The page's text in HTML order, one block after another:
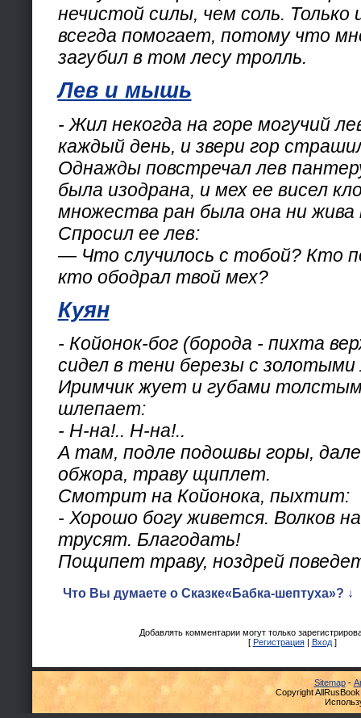
нечистой силы, чем соль. Только
всегда помогает, потому что
загубил в том лесу тролль.
Лев и мышь
- Жил некогда на горе могучий
каждый день, и звери гор
Однажды повстречал лев
была изодрана, и мех ее висел
множества ран была она ни
Спросил ее лев:
— Что случилось с тобой? Кто
кто ободрал твой мех?
Куян
- Койонок-бог (борода - пихта
сидел в тени березы с
Иримчик жует и губами
шлепает:
- Н-на!.. Н-на!..
А там, подле подошвы горы,
обжора, траву щиплет.
Смотрит на Койонока, пыхтит:
- Хорошо богу живется. Волков
трусят. Благодать!
Пощипет траву, ноздрей
Что Вы думаете о Сказке«Бабка-шептуха»? ↓
Добавлять комментарии могут только
[ Регистрация| Вход]
Sitemap-
Copyright